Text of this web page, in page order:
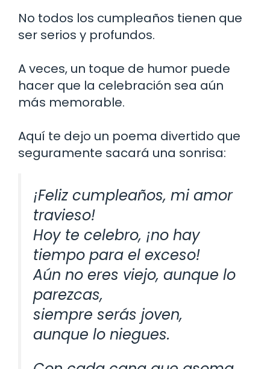
No todos los cumpleaños tienen que
ser serios y profundos.
A veces, un toque de humor puede
hacer que la celebración sea aún
más memorable.
Aquí te dejo un poema divertido que
seguramente sacará una sonrisa:
¡Feliz cumpleaños, mi amor
travieso!
Hoy te celebro, ¡no hay
tiempo para el exceso!
Aún no eres viejo, aunque lo
parezcas,
siempre serás joven,
aunque lo niegues.